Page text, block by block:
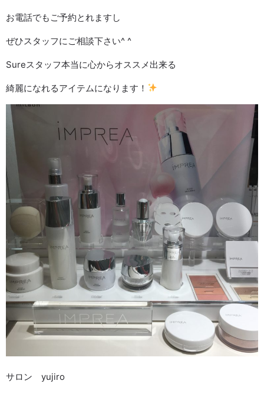
お電話でもご予約とれますし
ぜひスタッフにご相談下さい^ ^
Sureスタッフ本当に心からオススメ出来る
綺麗になれるアイテムになります！
サロン yujiro